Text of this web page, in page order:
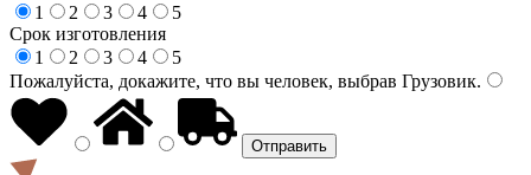
1
2 3 4
5
Срок изготовления
1
2 3 4
5
Пожалуйста, докажите, что вы человек, выбрав Грузовик.